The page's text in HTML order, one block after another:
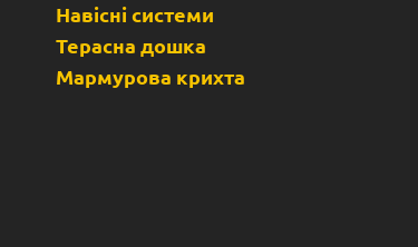
Навісні системи
Терасна дошка
Мармурова крихта